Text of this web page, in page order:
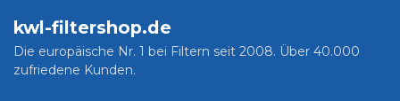
kwl-filtershop.de
Die europäische Nr. 1 bei Filtern seit 2008. Über 40.000
zufriedene Kunden.